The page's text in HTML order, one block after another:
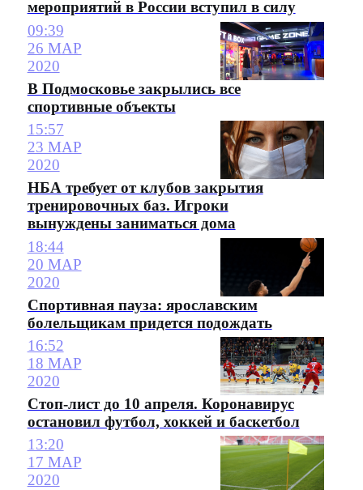
мероприятий в России вступил в силу
09:39
26 МАР
2020
В Подмосковье закрылись все
спортивные объекты
15:57
23 МАР
2020
НБА требует от клубов закрытия
тренировочных баз. Игроки
вынуждены заниматься дома
18:44
20 МАР
2020
Спортивная пауза: ярославским
болельщикам придется подождать
16:52
18 МАР
2020
Стоп-лист до 10 апреля. Коронавирус
остановил футбол, хоккей и баскетбол
13:20
17 МАР
2020